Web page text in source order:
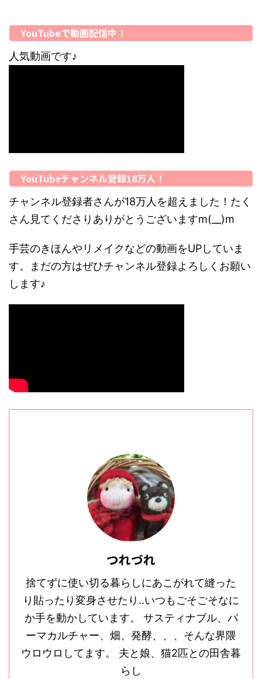
YouTubeで動画配信中！
人気動画です♪
YouTubeチャンネル登録18万人！
チャンネル登録者さんが18万人を超えました！たく
さん見てくださりありがとうございますm(__)m
手芸のきほんやリメイクなどの動画をUPしていま
す。まだの方はぜひチャンネル登録よろしくお願い
します♪
つれづれ
捨てずに使い切る暮らしにあこがれて縫った
り貼ったり変身させたり‥いつもごそごそなに
か手を動かしています。 サスティナブル、パ
ーマカルチャー、畑、発酵、、、そんな界隈
ウロウロしてます。 夫と娘、猫2匹との田舎暮
らし